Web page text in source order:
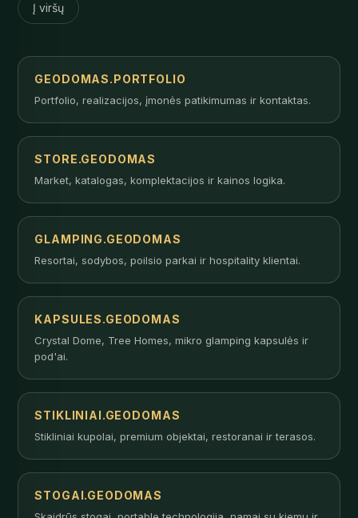
Į viršų
GEODOMAS.PORTFOLIO
Portfolio, realizacijos, įmonės patikimumas ir kontaktas.
STORE.GEODOMAS
Market, katalogas, komplektacijos ir kainos logika.
GLAMPING.GEODOMAS
Resortai, sodybos, poilsio parkai ir hospitality klientai.
KAPSULES.GEODOMAS
Crystal Dome, Tree Homes, mikro glamping kapsulės ir
pod'ai.
STIKLINIAI.GEODOMAS
Stikliniai kupolai, premium objektai, restoranai ir terasos.
STOGAI.GEODOMAS